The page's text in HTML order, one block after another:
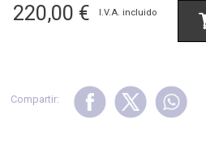
220,00 € I.V.A. incluido
Compartir: